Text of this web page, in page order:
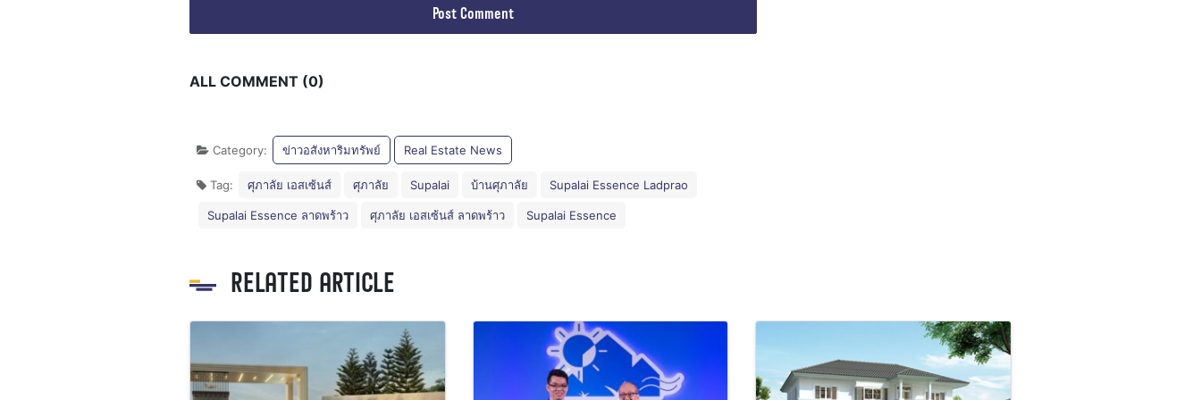
ALL COMMENT (0)
Category: ข่าวอสังหาริมทรัพย์ Real Estate News
Tag: ศุภาลัย เอสเซ้นส์ ศุภาลัย Supalai บ้านศุภาลัย Supalai Essence Ladprao
Supalai Essence ลาดพร้าว ศุภาลัย เอสเซ้นส์ ลาดพร้าว Supalai Essence
RELATED ARTICLE